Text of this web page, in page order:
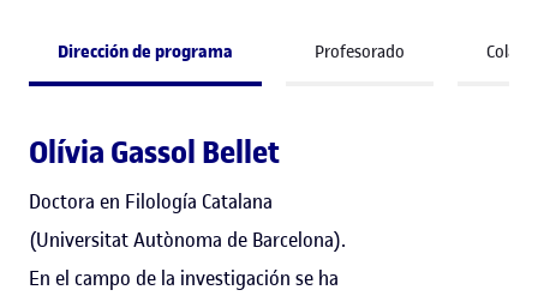
Dirección de programa Profesorado
Olívia Gassol Bellet
Doctora en Filología Catalana
(Universitat Autònoma de Barcelona).
En el campo de la investigación se ha